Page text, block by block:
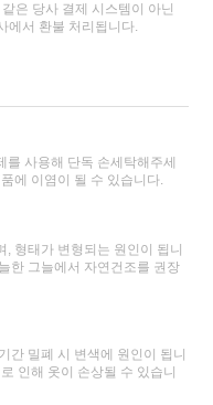
은 당사 결제 시스템이 아닌
에서 환불 처리됩니다.
사용해 단독 손세탁해주세
에 이염이 될 수 있습니다.
형태가 변형되는 원인이 됩니
한 그늘에서 자연건조를 권장
간 밀폐 시 변색에 원인이 됩니
인해 옷이 손상될 수 있습니